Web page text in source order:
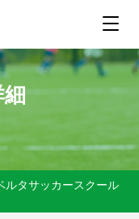
ルタサッカースクール